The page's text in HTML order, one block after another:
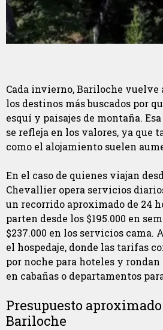
Cada invierno, Bariloche vuelve
los destinos más buscados por
esquí y paisajes de montaña.
se refleja en los valores, ya que
como el alojamiento suelen
En el caso de quienes viajan
Chevallier opera servicios
un recorrido aproximado de 24
parten desde los $195.000 en
$237.000 en los servicios cama.
el hospedaje, donde las tarifas
por noche para hoteles y rondan
en cabañas o departamentos
Presupuesto
Bariloche